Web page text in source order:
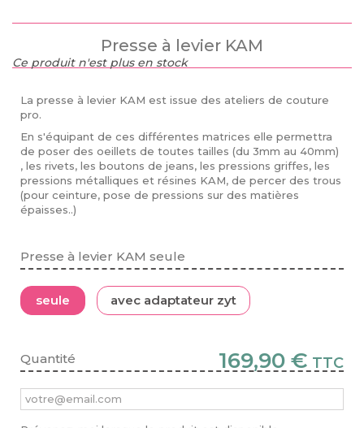
Presse à levier KAM
La presse à levier KAM est issue des ateliers de couture
pro.
En s'équipant de ces différentes matrices elle permettra
de poser des oeillets de toutes tailles (du 3mm au 40mm)
, les rivets, les boutons de jeans, les pressions griffes, les
pressions métalliques et résines KAM, de percer des trous
(pour ceinture, pose de pressions sur des matières
épaisses..)
Presse à levier KAM seule
seule avec adaptateur zyt
Quantité 169,90 € TTC
Ce produit n'est plus en stock